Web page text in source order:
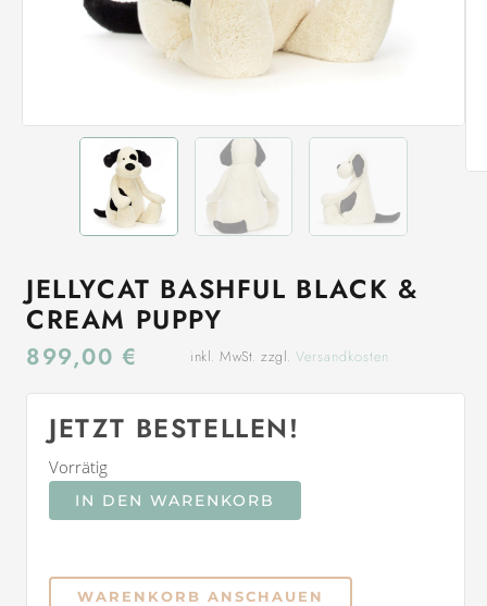
JELLYCAT BASHFUL BLACK &
CREAM PUPPY
899,00€ inkl. MwSt. zzgl.Versandkosten
JETZT BESTELLEN!
Vorrätig
IN DEN WARENKORB
WARENKORB ANSCHAUEN